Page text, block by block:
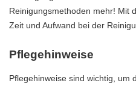
Reinigungsmethoden mehr! Mit
Zeit und Aufwand bei der
Pflegehinweise
Pflegehinweise sind wichtig, um